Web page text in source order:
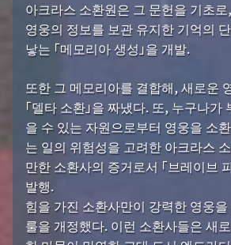
아크라스 소환원은 그 문헌을 기초
영웅의 정보를 보관 유지한 기억의 단
낳는 「메모리아 생성」을 개발.
또한 그 메모리아를 결합해, 새로운
「델타 소환」을 짜냈다. 또, 누구나
을 수 있는 자원으로부터 영웅을 소
는 일의 위험성을 고려한 아크라스
만한 소환사의 증거로서 「브레이브
발행.
힘을 가진 소환사만이 강력한 영웅
룰을 개정했다. 이런 소환사들은 새